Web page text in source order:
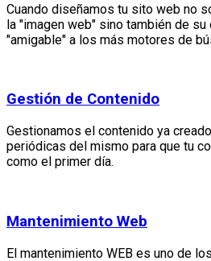
Cuando diseñamos tu sito web no
la "imagen web" sino también de
"amigable" a los más motores de
Gestión de Contenido
Gestionamos el contenido ya
periódicas del mismo para que tu
como el primer día.
Mantenimiento Web
El mantenimiento WEB es uno de